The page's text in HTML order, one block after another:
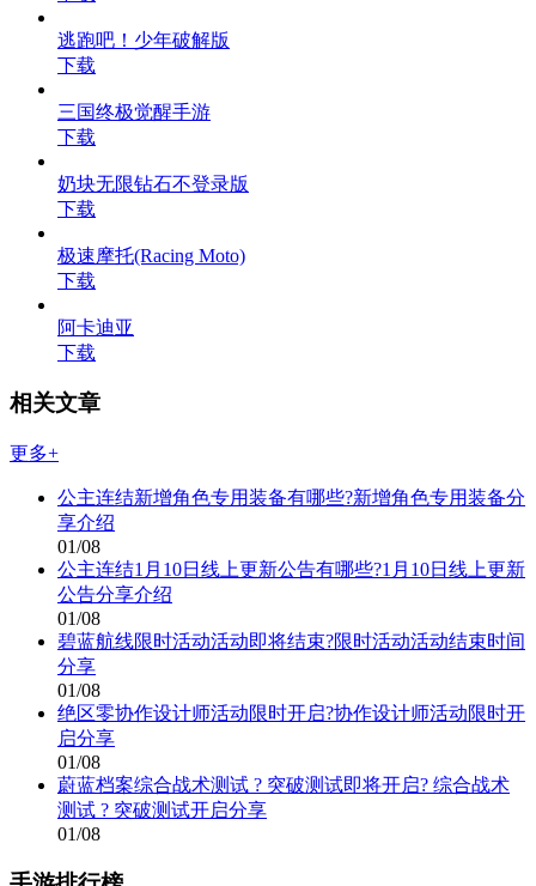
逃跑吧！少年破解版
下载
三国终极觉醒手游
下载
奶块无限钻石不登录版
下载
极速摩托(Racing Moto)
下载
阿卡迪亚
下载
相关文章
更多+
公主连结新增角色专用装备有哪些?新增角色专用装备分
享介绍
01/08
公主连结1月10日线上更新公告有哪些?1月10日线上更新
公告分享介绍
01/08
碧蓝航线限时活动活动即将结束?限时活动活动结束时间
分享
01/08
绝区零协作设计师活动限时开启?协作设计师活动限时开
启分享
01/08
蔚蓝档案综合战术测试 ? 突破测试即将开启? 综合战术
测试 ? 突破测试开启分享
01/08